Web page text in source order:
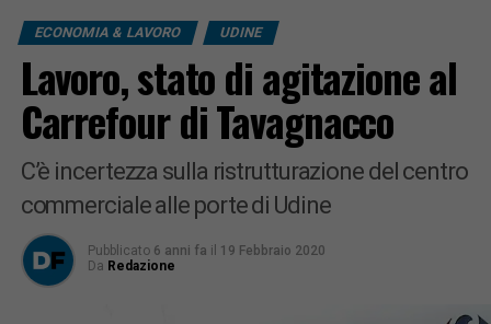
ECONOMIA & LAVORO UDINE
Lavoro, stato di agitazione al
Carrefour di Tavagnacco
C’è incertezza sulla ristrutturazione del centro
commerciale alle porte di Udine
Pubblicato 6 anni fa il 19 Febbraio 2020
Da Redazione